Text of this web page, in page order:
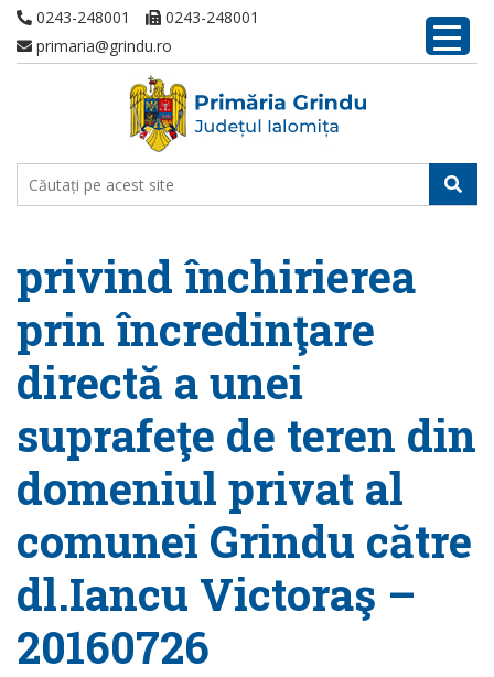
0243-248001
0243-248001
primaria@grindu.ro
privind închirierea
prin încredinţare
directă a unei
suprafeţe de teren din
domeniul privat al
comunei Grindu către
dl.Iancu Victoraş –
20160726